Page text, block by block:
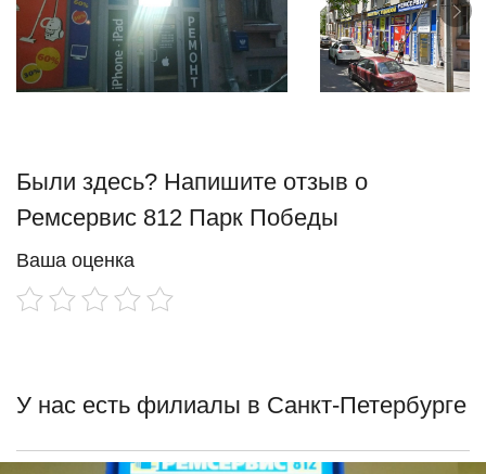
Были здесь? Напишите отзыв о
Ремсервис 812 Парк Победы
Ваша оценка
У нас есть филиалы в Санкт-Петербурге